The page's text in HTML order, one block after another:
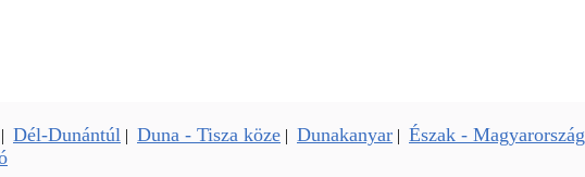
| Dél-Dunántúl | Duna - Tisza köze | Dunakanyar | Észak - Magyarország